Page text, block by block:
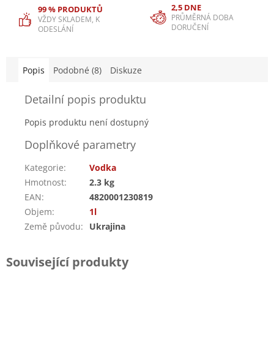
99 % PRODUKTŮ
VŽDY SKLADEM, K
ODESLÁNÍ
2,5 DNE
PRŮMĚRNÁ DOBA
DORUČENÍ
Popis Podobné (8) Diskuze
Detailní popis produktu
Popis produktu není dostupný
Doplňkové parametry
Kategorie:
Vodka
Hmotnost:
2.3 kg
EAN:
4820001230819
Objem:
1l
Země původu: Ukrajina
Související produkty